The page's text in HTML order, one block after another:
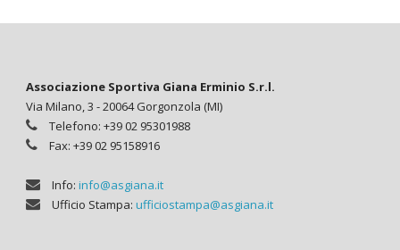
Associazione Sportiva Giana Erminio S.r.l.
Via Milano, 3 - 20064 Gorgonzola (MI)
Telefono: +39 02 95301988
Fax: +39 02 95158916
Info: info@asgiana.it
Ufficio Stampa: ufficiostampa@asgiana.it